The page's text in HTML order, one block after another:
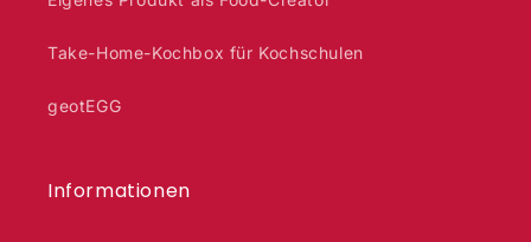
Take-Home-Kochbox für Kochschulen
geotEGG
Informationen